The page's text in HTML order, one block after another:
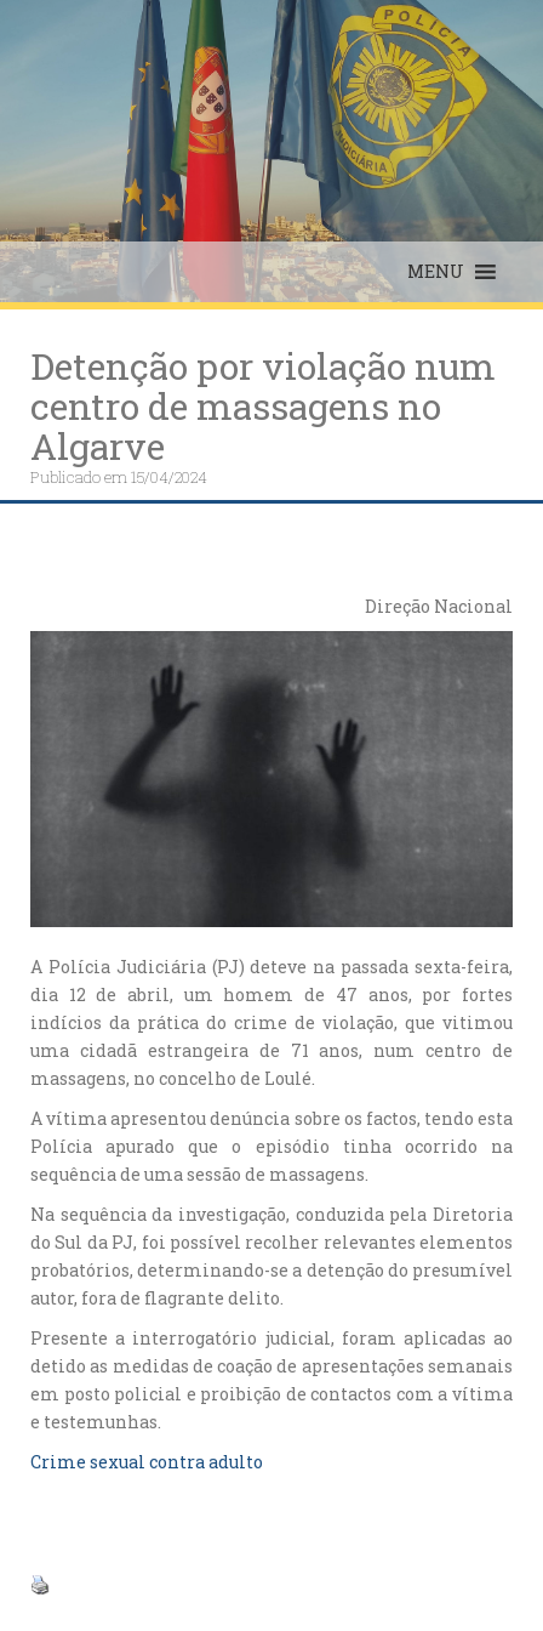
MENU
Detenção por violação num
centro de massagens no
Algarve
Publicado em15/04/2024
Direção Nacional
A Polícia Judiciária (PJ) deteve na passada sexta-feira,
dia 12 de abril, um homem de 47 anos, por fortes
indícios da prática do crime de violação, que vitimou
uma cidadã estrangeira de 71 anos, num centro de
massagens, no concelho de Loulé.
A vítima apresentou denúncia sobre os factos, tendo esta
Polícia apurado que o episódio tinha ocorrido na
sequência de uma sessão de massagens.
Na sequência da investigação, conduzida pela Diretoria
do Sul da PJ, foi possível recolher relevantes elementos
probatórios, determinando-se a detenção do presumível
autor, fora de flagrante delito.
Presente a interrogatório judicial, foram aplicadas ao
detido as medidas de coação de apresentações semanais
em posto policial e proibição de contactos com a vítima
e testemunhas.
Crime sexual contra adulto